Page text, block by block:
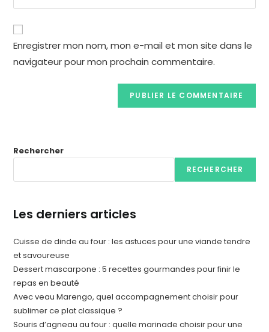
Enregistrer mon nom, mon e-mail et mon site dans le
navigateur pour mon prochain commentaire.
Rechercher
RECHERCHER
Les derniers articles
Cuisse de dinde au four : les astuces pour une viande tendre
et savoureuse
Dessert mascarpone : 5 recettes gourmandes pour finir le
repas en beauté
Avec veau Marengo, quel accompagnement choisir pour
sublimer ce plat classique ?
Souris d’agneau au four : quelle marinade choisir pour une